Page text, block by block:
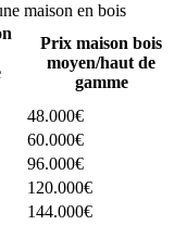
maison en bois
Prix maison bois
moyen/haut de
gamme
48.000€
60.000€
96.000€
120.000€
144.000€